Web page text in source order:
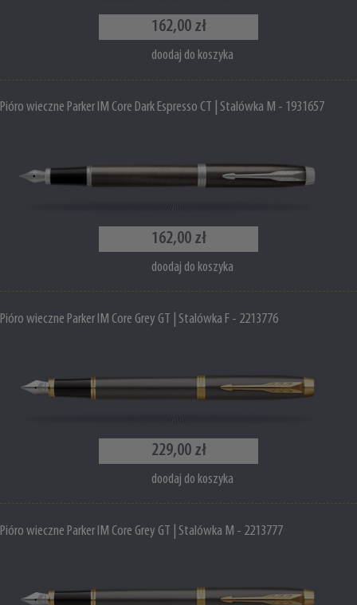
162,00 zł
doodaj do koszyka
Pióro wieczne Parker IM Core Dark Espresso CT | Stalówka M - 1931657
162,00 zł
doodaj do koszyka
Pióro wieczne Parker IM Core Grey GT | Stalówka F - 2213776
229,00 zł
doodaj do koszyka
Pióro wieczne Parker IM Core Grey GT | Stalówka M - 2213777